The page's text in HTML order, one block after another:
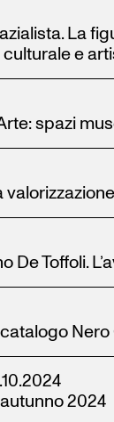
La
e
spazi
valorizzazione
De Toffoli.
Nero
2024